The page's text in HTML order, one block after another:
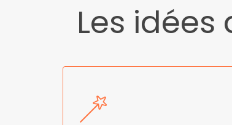
Les